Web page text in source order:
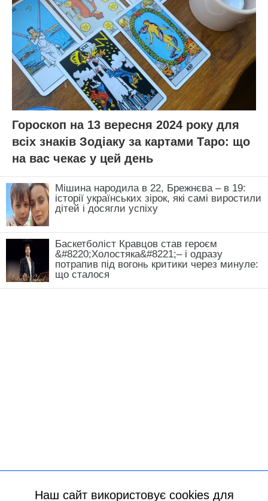
Гороскоп на 13 вересня 2024 року для
всіх знаків Зодіаку за картами Таро: що
на вас чекає у цей день
Мішина народила в 22, Брежнєва – в 19:
історії українських зірок, які самі виростили
дітей і досягли успіху
Баскетболіст Кравцов став героєм
&#8220;Холостяка&#8221;– і одразу
потрапив під вогонь критики через минуле:
що сталося
Наш сайт використовує cookies для